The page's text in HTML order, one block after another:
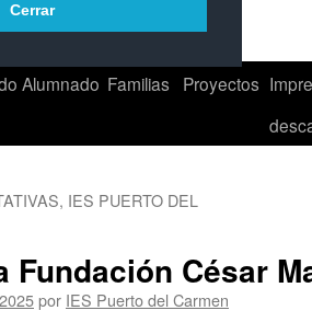
Cerrar
Alumnado Familias Proyectos
IES PUERTO DEL
Fundación César
por IES Puerto del Carmen